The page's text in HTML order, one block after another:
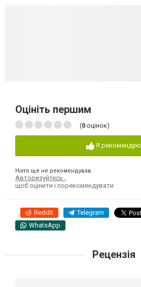
Оцініть першим
(0 оцінок)
Я рекомендую
Ніхто ще не рекомендував
Авторизуйтесь
щоб оцінити і порекомендувати
Reddit Telegram
WhatsApp
Рецензія